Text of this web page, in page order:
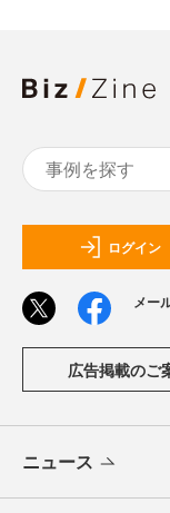
ログイン
メー
広告掲載のご
ニュース